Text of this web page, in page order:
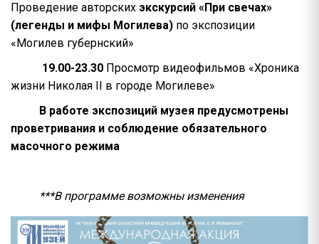
Проведение авторских экскурсий «При свечах»
(легенды и мифы Могилева) по экспозиции
«Могилев губернский»
19.00-23.30 Просмотр видеофильмов «Хроника
жизни Николая II в городе Могилеве»
В работе экспозиций музея предусмотрены
проветривания и соблюдение обязательного
масочного режима
***В программе возможны изменения